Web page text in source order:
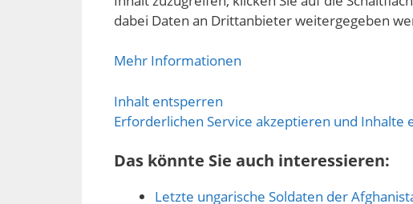
dabei Daten an Drittanbieter weitergegeben
Mehr Informationen
Inhalt entsperren
Erforderlichen Service akzeptieren und Inhalte
Das könnte Sie auch interessieren:
Letzte ungarische Soldaten der